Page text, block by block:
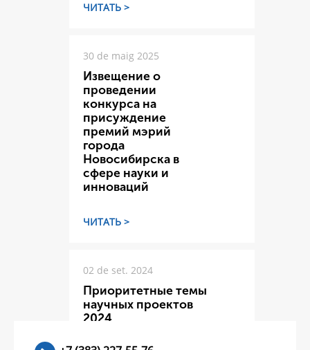
ЧИТАТЬ >
30 de maig 2025
Извещение о
проведении
конкурса на
присуждение
премий мэрий
города
Новосибирска в
сфере науки и
инноваций
ЧИТАТЬ >
02 de set. 2024
Приоритетные темы
научных проектов
2024